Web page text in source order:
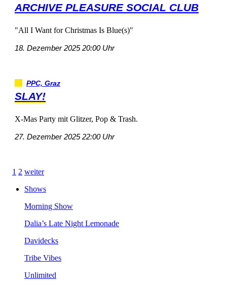
ARCHIVEPLEASURESOCIALCLUB
"AllIWantforChristmasIsBlue(s)"
18.Dezember202520:00Uhr
PPC,Graz
SLAY!
X-MasPartymitGlitzer,Pop&Trash.
27.Dezember202522:00Uhr
1 2 weiter
Shows
MorningShow
Dalia’sLateNightLemonade
Davidecks
TribeVibes
Unlimited